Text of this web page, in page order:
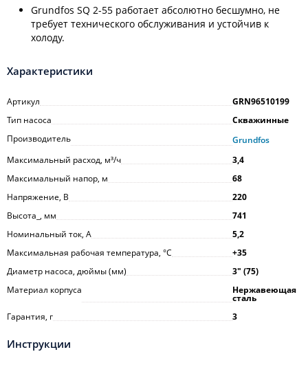
Grundfos SQ 2-55 работает абсолютно бесшумно, не
требует технического обслуживания и устойчив к
холоду.
Характеристики
Артикул
GRN96510199
Тип насоса
Скважинные
Производитель
Grundfos
Максимальный расход, м³/ч
3,4
Максимальный напор, м
68
Напряжение, В
220
Высота_, мм
741
Номинальный ток, А
5,2
Максимальная рабочая температура, °С
+35
Диаметр насоса, дюймы (мм)
3ʺ (75)
Материал корпуса
Нержавеющая
сталь
Гарантия, г
3
Инструкции